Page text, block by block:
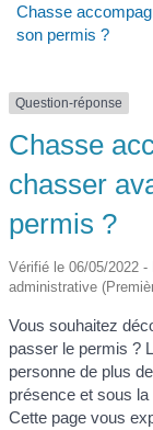
Chasse
son permis ?
Question-réponse
Chasse
chasser
permis ?
Vérifié le 06/05/2022
administrative
Vous souhaitez
passer le permis ?
personne de plus
présence et sous
Cette page vous